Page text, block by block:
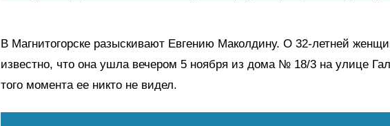
В Магнитогорске разыскивают Евгению Маколдину. О 32-летней
известно, что она ушла вечером 5 ноября из дома № 18/3 на улице
того момента ее никто не видел.